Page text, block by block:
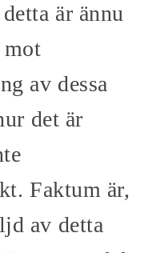
är ännu
mot
av dessa
det är
Faktum är,
av detta